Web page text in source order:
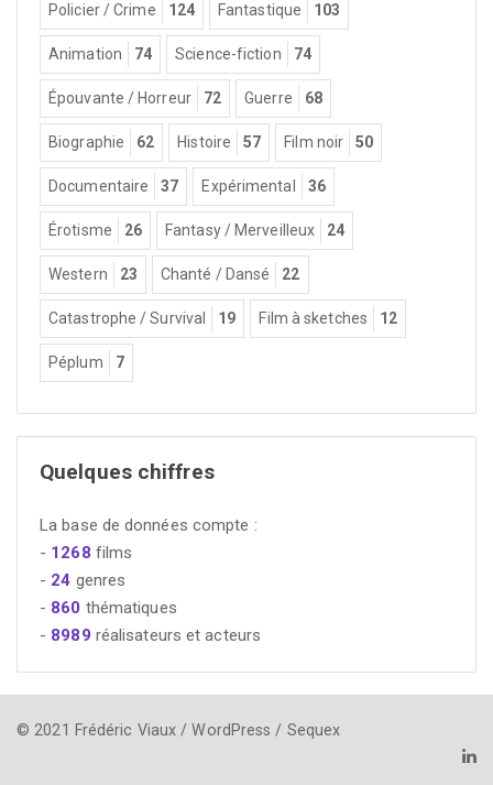
Policier / Crime 124 Fantastique 103
Animation 74 Science-fiction 74
Épouvante / Horreur 72 Guerre 68
Biographie 62 Histoire 57 Film noir 50
Documentaire 37 Expérimental 36
Érotisme 26 Fantasy / Merveilleux 24
Western 23 Chanté / Dansé 22
Catastrophe / Survival 19 Film à sketches 12
Péplum 7
Quelques chiffres
La base de données compte :
- 1268 films
- 24 genres
- 860 thématiques
- 8989 réalisateurs et acteurs
© 2021 Frédéric Viaux / WordPress / Sequex